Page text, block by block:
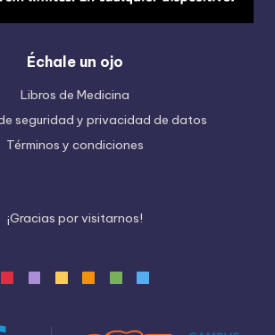
Échale un ojo
Libros de Medicina
seguridad y privacidad de datos
Términos y condiciones
¡Gracias porvisitarnos!